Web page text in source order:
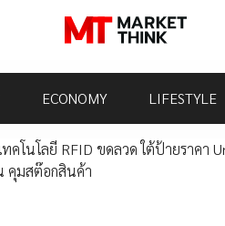
ECONOMY LIFESTYLE